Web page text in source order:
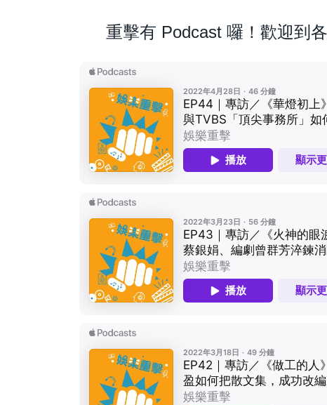
重擊有 Podcast 囉！歡迎到